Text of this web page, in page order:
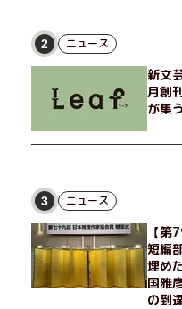
げたり、部屋でふたりだけ
独身、幼なじみの変わらぬ
2 ニュース
新文
月創
が集
3 ニュース
【第
短編
埋め
国雅
の到